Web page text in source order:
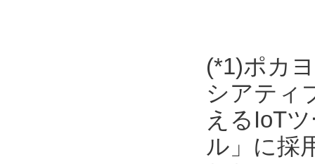
(*1)ポカ
シアティ
えるIoT
ル」に採